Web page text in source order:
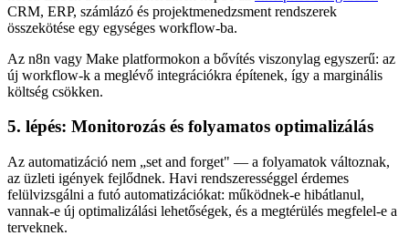
CRM, ERP, számlázó és projektmenedzsment rendszerek
összekötése egy egységes workflow-ba.
Az n8n vagy Make platformokon a bővítés viszonylag egyszerű: az
új workflow-k a meglévő integrációkra építenek, így a marginális
költség csökken.
5. lépés: Monitorozás és folyamatos optimalizálás
Az automatizáció nem „set and forget" — a folyamatok változnak,
az üzleti igények fejlődnek. Havi rendszerességgel érdemes
felülvizsgálni a futó automatizációkat: működnek-e hibátlanul,
vannak-e új optimalizálási lehetőségek, és a megtérülés megfelel-e a
terveknek.